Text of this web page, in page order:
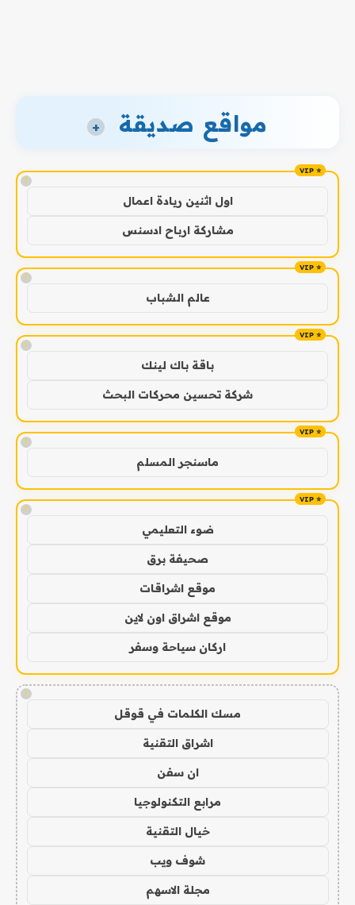
مواقع صديقة +
!
اول اثنين ريادة اعمال
مشاركة ارباح ادسنس
!
عالم الشباب
!
باقة باك لينك
شركة تحسين محركات البحث
!
ماسنجر المسلم
!
ضوء التعليمي
صحيفة برق
موقع اشراقات
موقع اشراق اون لاين
اركان سياحة وسفر
!
مسك الكلمات في قوقل
اشراق التقنية
ان سفن
مرابع التكنولوجيا
خيال التقنية
شوف ويب
مجلة الاسهم